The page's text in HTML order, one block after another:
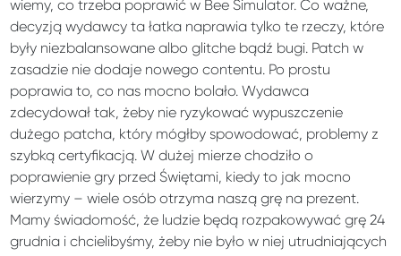
wiemy, co trzeba poprawić w Bee Simulator. Co ważne,
decyzją wydawcy ta łatka naprawia tylko te rzeczy, które
były niezbalansowane albo glitche bądź bugi. Patch w
zasadzie nie dodaje nowego contentu. Po prostu
poprawia to, co nas mocno bolało. Wydawca
zdecydował tak, żeby nie ryzykować wypuszczenie
dużego patcha, który mógłby spowodować, problemy z
szybką certyfikacją. W dużej mierze chodziło o
poprawienie gry przed Świętami, kiedy to jak mocno
wierzymy – wiele osób otrzyma naszą grę na prezent.
Mamy świadomość, że ludzie będą rozpakowywać grę 24
grudnia i chcielibyśmy, żeby nie było w niej utrudniających